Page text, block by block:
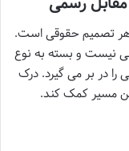
هر تصمیم حقوقی است.
نیست و بسته به نوع
را در بر می گیرد. درک
مسیر کمک کند.